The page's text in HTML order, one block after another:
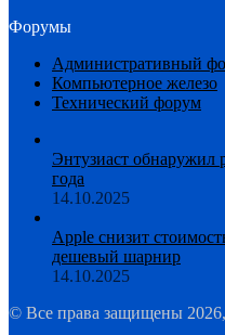
Форумы
Административный
Компьютерное железо
Технический форум
Энтузиаст обнаружил
года
14.10.2025
Apple снизит
дешевый шарнир
14.10.2025
© Все права защищены